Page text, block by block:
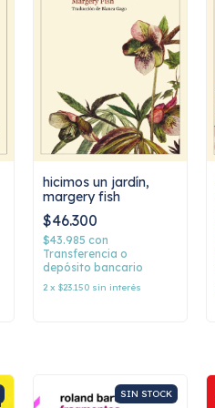
hicimos un jardín,
margery fish
$46.300
$43.985 con
Transferencia o
depósito bancario
2 x $23.150 sin interés
SIN STOCK